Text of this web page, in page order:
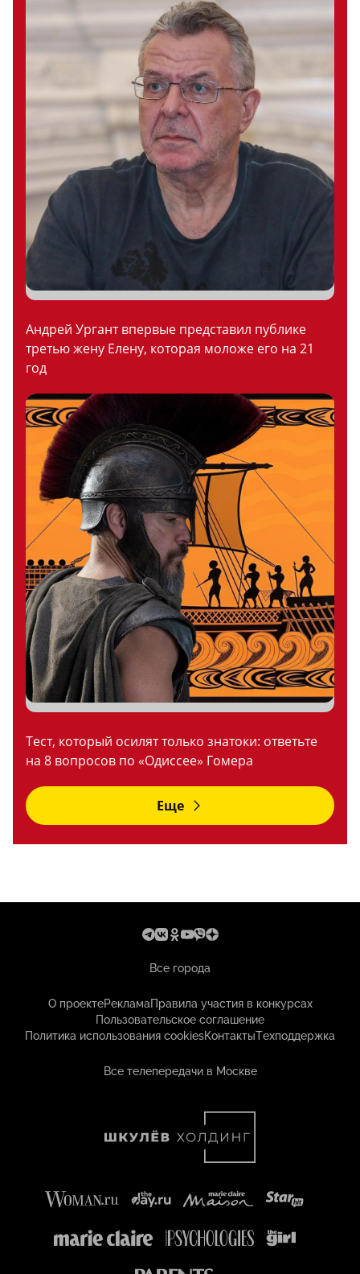
Андрей Ургант впервые представил публике
третью жену Елену, которая моложе его на 21
год
Тест, который осилят только знатоки: ответьте
на 8 вопросов по «Одиссее» Гомера
Еще
Все города
О проектеРекламаПравила участия в конкурсах
Пользовательское соглашение
Политика использования cookiesКонтактыТехподдержка
Все телепередачи в Москве